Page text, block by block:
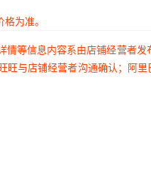
为准。
等信息内容系由店铺经营者
与店铺经营者沟通确认；阿